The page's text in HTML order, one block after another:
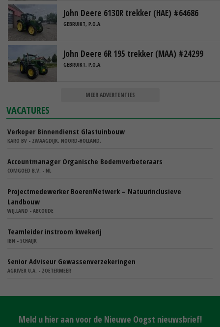
John Deere 6130R trekker (HAE) #64686
GEBRUIKT, P.O.A.
John Deere 6R 195 trekker (MAA) #24299
GEBRUIKT, P.O.A.
MEER ADVERTENTIES
VACATURES
Verkoper Binnendienst Glastuinbouw
KARO BV - ZWAAGDIJK, NOORD-HOLLAND,
Accountmanager Organische Bodemverbeteraars
COMGOED B.V. - NL
Projectmedewerker BoerenNetwerk – Natuurinclusieve
Landbouw
WIJ.LAND - ABCOUDE
Teamleider instroom kwekerij
IBN - SCHAIJK
Senior Adviseur Gewassenverzekeringen
AGRIVER U.A. - ZOETERMEER
Meld u hier aan voor de Nieuwe Oogst nieuwsbrief!